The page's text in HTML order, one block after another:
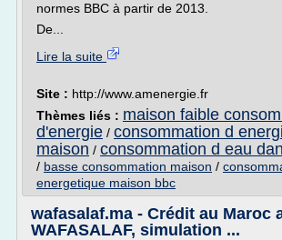
normes BBC à partir de 2013.
De...
Lire la suite
Site : http://www.amenergie.fr
Thèmes liés : maison faible
d'energie / consommation d
maison / consommation d eau
/ basse consommation maison /
energetique maison bbc
wafasalaf.ma - Crédit au Maroc
WAFASALAF, simulation ...